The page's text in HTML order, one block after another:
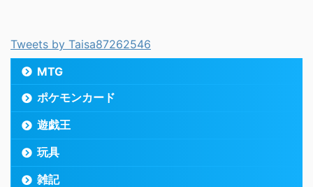
Tweets by Taisa87262546
MTG
ポケモンカード
遊戯王
玩具
雑記